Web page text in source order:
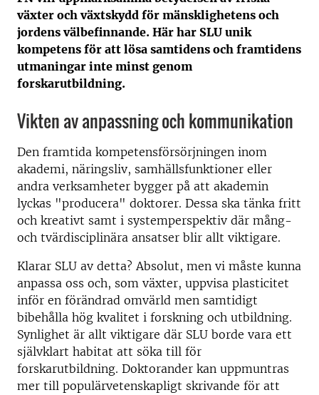
växter och växtskydd för mänsklighetens och
jordens välbefinnande. Här har SLU unik
kompetens för att lösa samtidens och framtidens
utmaningar inte minst genom
forskarutbildning.
Vikten av anpassning och kommunikation
Den framtida kompetensförsörjningen inom
akademi, näringsliv, samhällsfunktioner eller
andra verksamheter bygger på att akademin
lyckas "producera" doktorer. Dessa ska tänka fritt
och kreativt samt i systemperspektiv där mång-
och tvärdisciplinära ansatser blir allt viktigare.
Klarar SLU av detta? Absolut, men vi måste kunna
anpassa oss och, som växter, uppvisa plasticitet
inför en förändrad omvärld men samtidigt
bibehålla hög kvalitet i forskning och utbildning.
Synlighet är allt viktigare där SLU borde vara ett
självklart habitat att söka till för
forskarutbildning. Doktorander kan uppmuntras
mer till populärvetenskapligt skrivande för att